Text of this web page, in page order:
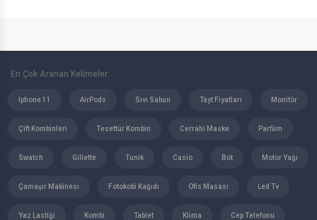
En Çok Aranan Kelimeler:
Iphone 11 AirPods Sıvı Sabun Tayt Fiyatları Monitör
Çift Kombinleri Tesettür Kombin Cerrahi Maske Parfüm
Swatch Gillette Tunik Casio Bot Motor Yağı
Çamaşır Makinesi Fotokobi Kağıdı Ofis Masası Led Tv
Yaz Lastiği Kombi Tablet Klima Cep Telefonu